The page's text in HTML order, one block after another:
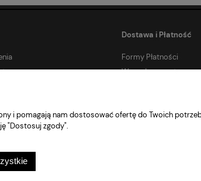
Dostawa i Płatność
Formy Płatności
Wygodne zwroty
i pomagają nam dostosować ofertę do Twoich
"Dostosuj zgody".